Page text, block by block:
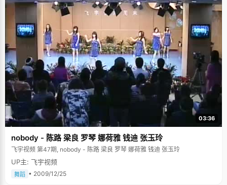
03:36
nobody - 陈路 梁良 罗琴 娜荷雅 钱迪 张玉玲
飞宇视频 第47期, nobody - 陈路 梁良 罗琴 娜荷雅 钱迪 张玉玲
UP主: 飞宇视频
舞蹈 • 2009/12/25